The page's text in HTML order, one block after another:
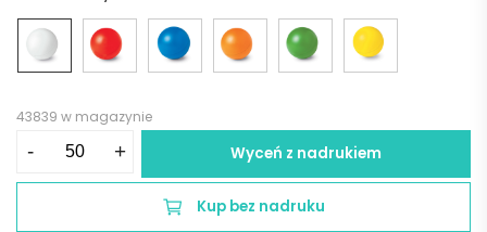
43839 w magazynie
- + Wyceń z nadrukiem
Kup bez nadruku